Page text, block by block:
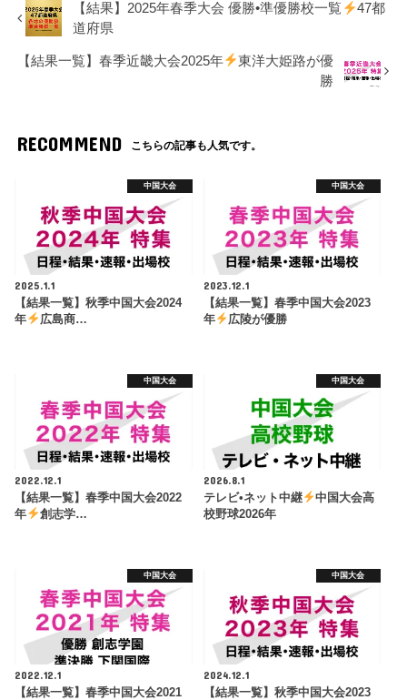
【結果】2025年春季大会 優勝•準優勝校一覧
47都
道府県
【結果一覧】春季近畿大会2025年
東洋大姫路が優
勝
RECOMMEND こちらの記事も人気です。
中国大会
2025.1.1
【結果一覧】秋季中国大会2024
年
広島商…
中国大会
2023.12.1
【結果一覧】春季中国大会2023
年
広陵が優勝
中国大会
2022.12.1
【結果一覧】春季中国大会2022
年
創志学…
中国大会
2026.8.1
テレビ•ネット中継
中国大会高
校野球2026年
中国大会
2022.12.1
【結果一覧】春季中国大会2021
中国大会
2024.12.1
【結果一覧】秋季中国大会2023